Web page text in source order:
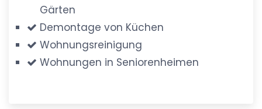
Gärten
Demontage von Küchen
Wohnungsreinigung
Wohnungen in Seniorenheimen